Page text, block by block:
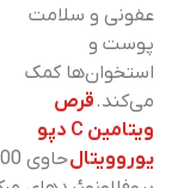
عفونی و سلامت
پوست و
استخوان‌ها کمک
می‌کند. قرص
ویتامین C دپو
یوروویتال